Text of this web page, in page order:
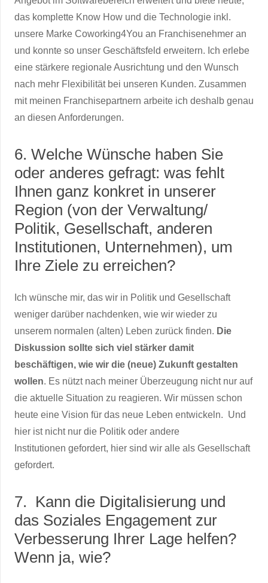
das komplette Know How und die Technologie inkl.
unsere Marke Coworking4You an Franchisenehmer an
und konnte so unser Geschäftsfeld erweitern. Ich erlebe
eine stärkere regionale Ausrichtung und den Wunsch
nach mehr Flexibilität bei unseren Kunden. Zusammen
mit meinen Franchisepartnern arbeite ich deshalb genau
an diesen Anforderungen.
6. Welche Wünsche haben Sie
oder anderes gefragt: was fehlt
Ihnen ganz konkret in unserer
Region (von der Verwaltung/
Politik, Gesellschaft, anderen
Institutionen, Unternehmen), um
Ihre Ziele zu erreichen?
Ich wünsche mir, das wir in Politik und Gesellschaft
weniger darüber nachdenken, wie wir wieder zu
unserem normalen (alten) Leben zurück finden. Die
Diskussion sollte sich viel stärker damit
beschäftigen, wie wir die (neue) Zukunft gestalten
wollen. Es nützt nach meiner Überzeugung nicht nur auf
die aktuelle Situation zu reagieren. Wir müssen schon
heute eine Vision für das neue Leben entwickeln. Und
hier ist nicht nur die Politik oder andere
Institutionen gefordert, hier sind wir alle als Gesellschaft
gefordert.
7. Kann die Digitalisierung und
das Soziales Engagement zur
Verbesserung Ihrer Lage helfen?
Wenn ja, wie?